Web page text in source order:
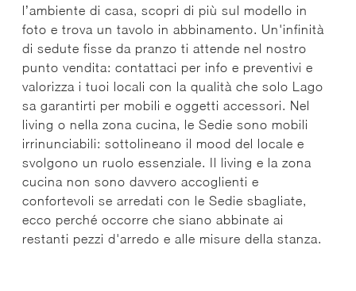
l’ambiente di casa, scopri di più sul modello in
foto e trova un tavolo in abbinamento. Un'infinità
di sedute fisse da pranzo ti attende nel nostro
punto vendita: contattaci per info e preventivi e
valorizza i tuoi locali con la qualità che solo Lago
sa garantirti per mobili e oggetti accessori. Nel
living o nella zona cucina, le Sedie sono mobili
irrinunciabili: sottolineano il mood del locale e
svolgono un ruolo essenziale. Il living e la zona
cucina non sono davvero accoglienti e
confortevoli se arredati con le Sedie sbagliate,
ecco perché occorre che siano abbinate ai
restanti pezzi d'arredo e alle misure della stanza.